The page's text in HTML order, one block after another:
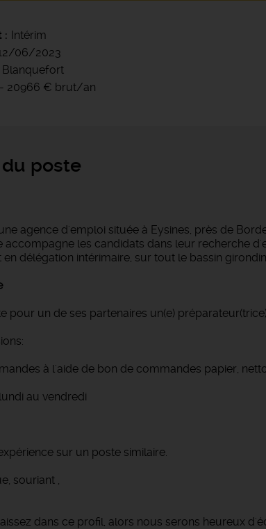
Intérim
06/2023
Blanquefort
20966 € brut/an
poste
agence d'emploi située à Eysines, près de
accompagne les candidats dans leur recherche
délégation intérimaire, sur tout le bassin
pour un de ses partenaires un(e)
à l'aide de bon de commandes papier,
au vendredi
sur un poste similaire.
souriant ,
dans ce profil, alors nous serons heureux